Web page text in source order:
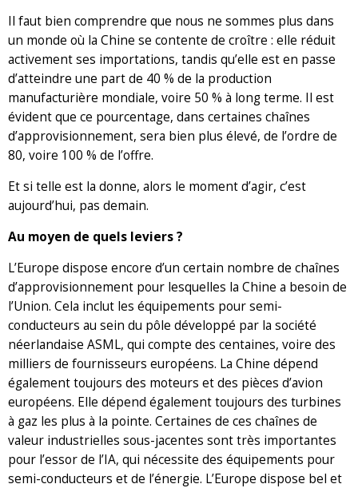
Il faut bien comprendre que nous ne sommes plus dans
un monde où la Chine se contente de croître : elle réduit
activement ses importations, tandis qu’elle est en passe
d’atteindre une part de 40 % de la production
manufacturière mondiale, voire 50 % à long terme. Il est
évident que ce pourcentage, dans certaines chaînes
d’approvisionnement, sera bien plus élevé, de l’ordre de
80, voire 100 % de l’offre.
Et si telle est la donne, alors le moment d’agir, c’est
aujourd’hui, pas demain.
Au moyen de quels leviers ?
L’Europe dispose encore d’un certain nombre de chaînes
d’approvisionnement pour lesquelles la Chine a besoin de
l’Union. Cela inclut les équipements pour semi-
conducteurs au sein du pôle développé par la société
néerlandaise ASML, qui compte des centaines, voire des
milliers de fournisseurs européens. La Chine dépend
également toujours des moteurs et des pièces d’avion
européens. Elle dépend également toujours des turbines
à gaz les plus à la pointe. Certaines de ces chaînes de
valeur industrielles sous-jacentes sont très importantes
pour l’essor de l’IA, qui nécessite des équipements pour
semi-conducteurs et de l’énergie. L’Europe dispose bel et